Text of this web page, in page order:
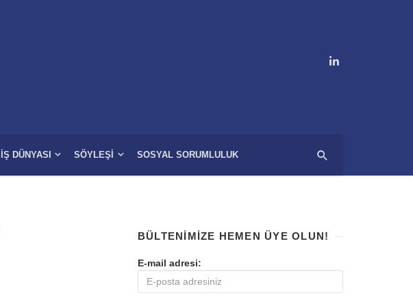
İŞ DÜNYASI SÖYLEŞI SOSYAL SORUMLULUK
BÜLTENIMIZE HEMEN ÜYE OLUN!
E-mail adresi: